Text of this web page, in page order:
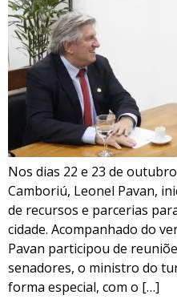
Nos dias 22 e 23 de
Camboriú, Leonel Pavan,
de recursos e parcerias
cidade. Acompanhado do
Pavan participou de
senadores, o ministro do
forma especial, com o […]